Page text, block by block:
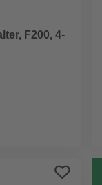
F200, 4-